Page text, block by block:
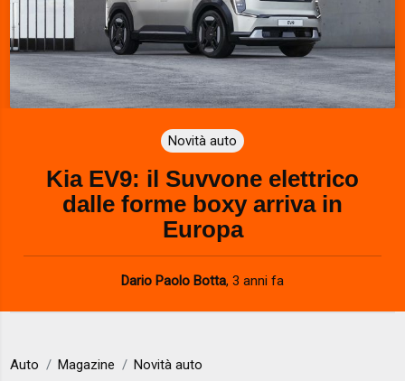
Novità auto
Kia EV9: il Suvvone elettrico
dalle forme boxy arriva in
Europa
Dario Paolo Botta, 3 anni fa
Auto Magazine Novità auto